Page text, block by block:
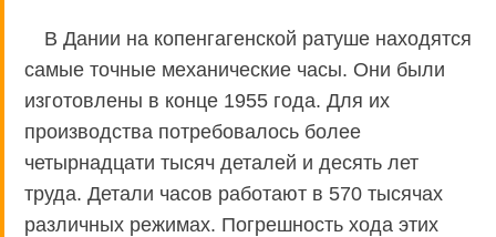
В Дании на копенгагенской ратуше находятся
самые точные механические часы. Они были
изготовлены в конце 1955 года. Для их
производства потребовалось более
четырнадцати тысяч деталей и десять лет
труда. Детали часов работают в 570 тысячах
различных режимах. Погрешность хода этих